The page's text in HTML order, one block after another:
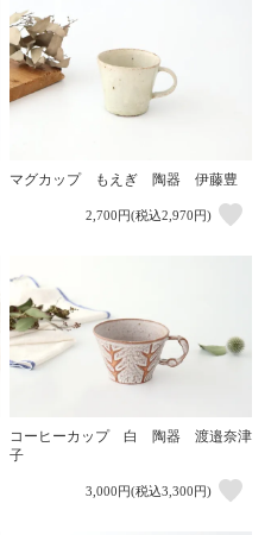
マグカップ もえぎ 陶器 伊藤豊
2,700円(税込2,970円)
コーヒーカップ 白 陶器 渡邉奈津
子
3,000円(税込3,300円)